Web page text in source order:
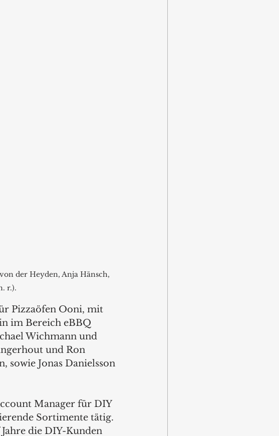
der Heyden, Anja Hänsch,
r.).
Pizzaöfen Ooni, mit
im Bereich eBBQ
Wichmann und
und Ron
sowie Jonas Danielsson
Manager für DIY
Sortimente tätig.
die DIY-Kunden